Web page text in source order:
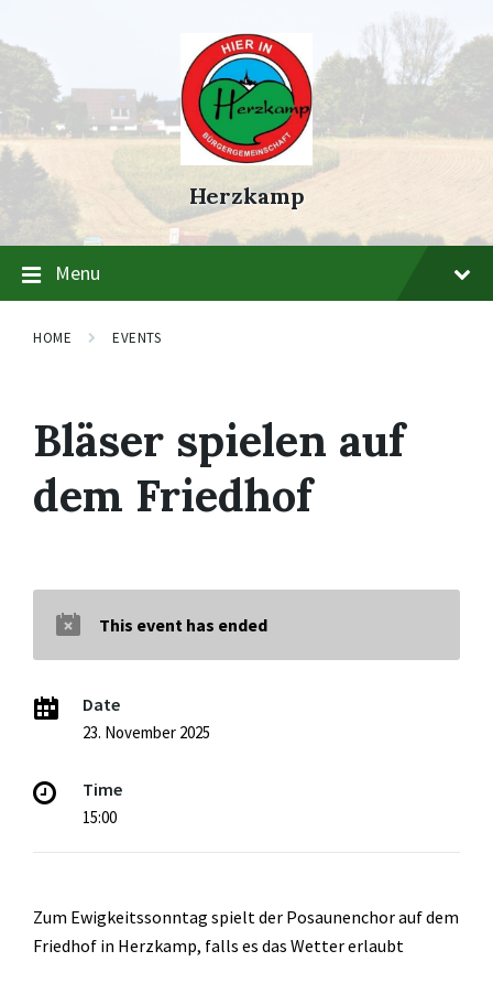
content
main
navigation
footer
Herzkamp
Menu
HOME EVENTS
Bläser spielen auf
dem Friedhof
This event has ended
Date
23. November 2025
Time
15:00
Zum Ewigkeitssonntag spielt der Posaunenchor auf dem
Friedhof in Herzkamp, falls es das Wetter erlaubt